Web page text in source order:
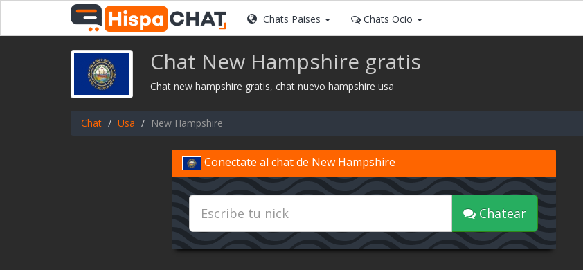
Chats Paises Chats Ocio
Chat New Hampshire gratis
Chat new hampshire gratis, chat nuevo hampshire usa
Chat Usa New Hampshire
Conectate al chat de New Hampshire
Chatear